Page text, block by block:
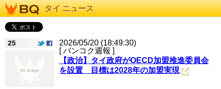
タイ ニュース
25
2026/05/20 (18:49:30)
[ バンコク週報 ]
【政治】タイ政府がOECD加盟推進委員会
を設置 目標は2028年の加盟実現